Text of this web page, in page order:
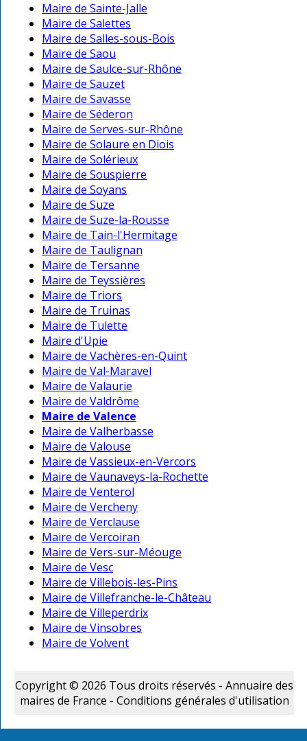
Maire de Sainte-Jalle
Maire de Salettes
Maire de Salles-sous-Bois
Maire de Saou
Maire de Saulce-sur-Rhône
Maire de Sauzet
Maire de Savasse
Maire de Séderon
Maire de Serves-sur-Rhône
Maire de Solaure en Diois
Maire de Solérieux
Maire de Souspierre
Maire de Soyans
Maire de Suze
Maire de Suze-la-Rousse
Maire de Tain-l'Hermitage
Maire de Taulignan
Maire de Tersanne
Maire de Teyssières
Maire de Triors
Maire de Truinas
Maire de Tulette
Maire d'Upie
Maire de Vachères-en-Quint
Maire de Val-Maravel
Maire de Valaurie
Maire de Valdrôme
Maire de Valence
Maire de Valherbasse
Maire de Valouse
Maire de Vassieux-en-Vercors
Maire de Vaunaveys-la-Rochette
Maire de Venterol
Maire de Vercheny
Maire de Verclause
Maire de Vercoiran
Maire de Vers-sur-Méouge
Maire de Vesc
Maire de Villebois-les-Pins
Maire de Villefranche-le-Château
Maire de Villeperdrix
Maire de Vinsobres
Maire de Volvent
Copyright © 2026 Tous droits réservés - Annuaire des
maires de France - Conditions générales d'utilisation